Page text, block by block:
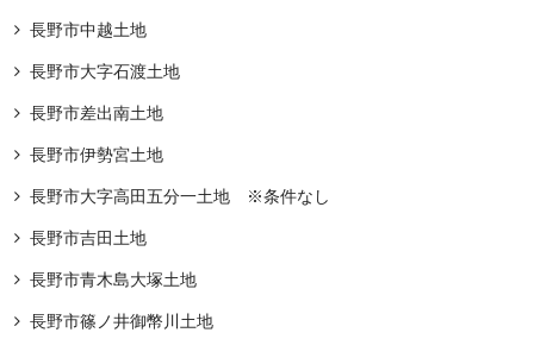
長野市中越土地
長野市大字石渡土地
長野市差出南土地
長野市伊勢宮土地
長野市大字高田五分一土地 ※条件なし
長野市吉田土地
長野市青木島大塚土地
長野市篠ノ井御幣川土地